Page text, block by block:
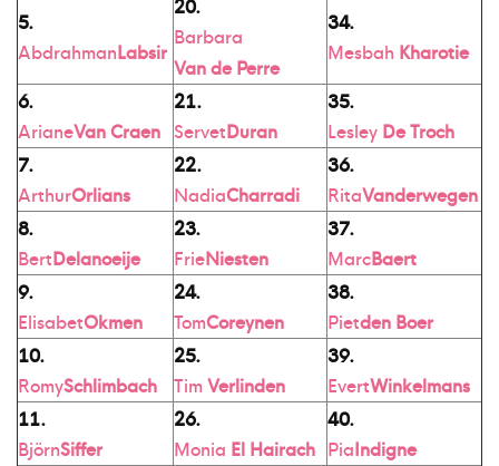
5.
AbdrahmanLabsir
Barbara
Van de Perre
34.
Mesbah Kharotie
6.
ArianeVan Craen
21.
ServetDuran
35.
Lesley De Troch
7.
ArthurOrlians
22.
NadiaCharradi
36.
RitaVanderwegen
8.
BertDelanoeije
23.
FrieNiesten
37.
MarcBaert
9.
ElisabetOkmen
24.
TomCoreynen
38.
Pietden Boer
10.
RomySchlimbach
25.
Tim Verlinden
39.
EvertWinkelmans
11.
BjörnSiffer
26.
Monia El Hairach
40.
PiaIndigne